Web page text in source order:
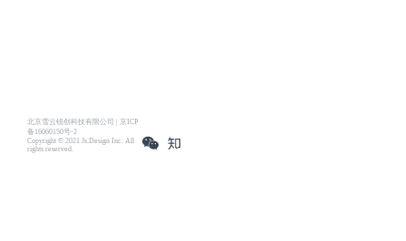
北京雪云锐创科技有限公司 | 京ICP
备16060150号-2
Copyright © 2021 Js.Design Inc. All
rights reserved.